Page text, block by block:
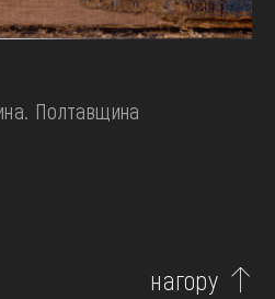
Полтавщина
нагору